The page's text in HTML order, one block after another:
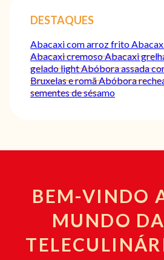
DESTAQUES
Abacaxi com arroz frito
Abacaxi cremosoAbacaxi
gelado lightAbóbora assada
Bruxelas e romãAbóbora
sementes de sésamo
BEM-VINDO
MUNDO DA